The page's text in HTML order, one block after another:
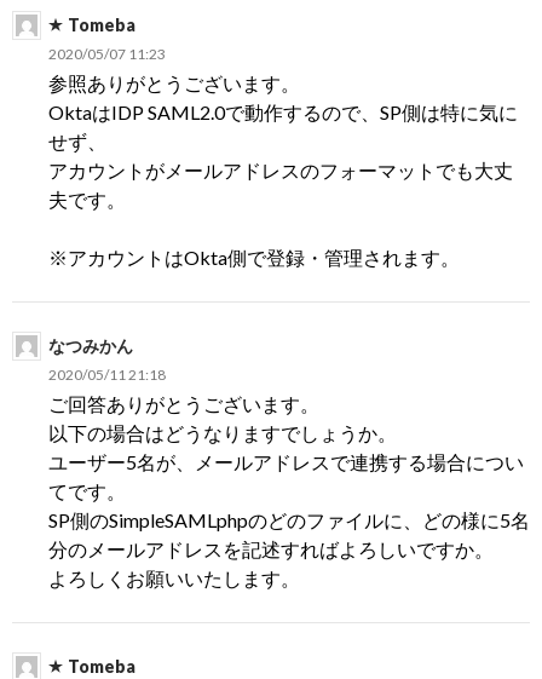
Tomeba
2020/05/07 11:23
参照ありがとうございます。
OktaはIDP SAML2.0で動作するので、SP側は特に気に
せず、
アカウントがメールアドレスのフォーマットでも大丈
夫です。
※アカウントはOkta側で登録・管理されます。
なつみかん
2020/05/11 21:18
ご回答ありがとうございます。
以下の場合はどうなりますでしょうか。
ユーザー5名が、メールアドレスで連携する場合につい
てです。
SP側のSimpleSAMLphpのどのファイルに、どの様に5名
分のメールアドレスを記述すればよろしいですか。
よろしくお願いいたします。
Tomeba